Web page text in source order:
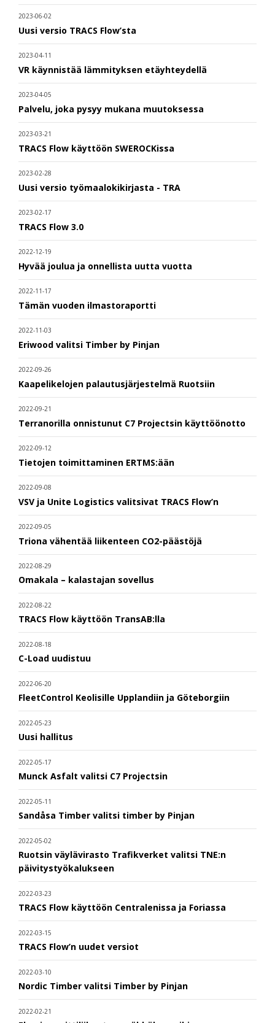
2023-06-02
Uusi versio TRACS Flow’sta
2023-04-11
VR käynnistää lämmityksen etäyhteydellä
2023-04-05
Palvelu, joka pysyy mukana muutoksessa
2023-03-21
TRACS Flow käyttöön SWEROCKissa
2023-02-28
Uusi versio työmaalokikirjasta - TRA
2023-02-17
TRACS Flow 3.0
2022-12-19
Hyvää joulua ja onnellista uutta vuotta
2022-11-17
Tämän vuoden ilmastoraportti
2022-11-03
Eriwood valitsi Timber by Pinjan
2022-09-26
Kaapelikelojen palautusjärjestelmä Ruotsiin
2022-09-21
Terranorilla onnistunut C7 Projectsin käyttöönotto
2022-09-12
Tietojen toimittaminen ERTMS:ään
2022-09-08
VSV ja Unite Logistics valitsivat TRACS Flow’n
2022-09-05
Triona vähentää liikenteen CO2-päästöjä
2022-08-29
Omakala – kalastajan sovellus
2022-08-22
TRACS Flow käyttöön TransAB:lla
2022-08-18
C-Load uudistuu
2022-06-20
FleetControl Keolisille Upplandiin ja Göteborgiin
2022-05-23
Uusi hallitus
2022-05-17
Munck Asfalt valitsi C7 Projectsin
2022-05-11
Sandåsa Timber valitsi timber by Pinjan
2022-05-02
Ruotsin väylävirasto Trafikverket valitsi TNE:n
päivitystyökalukseen
2022-03-23
TRACS Flow käyttöön Centralenissa ja Foriassa
2022-03-15
TRACS Flow’n uudet versiot
2022-03-10
Nordic Timber valitsi Timber by Pinjan
2022-02-21